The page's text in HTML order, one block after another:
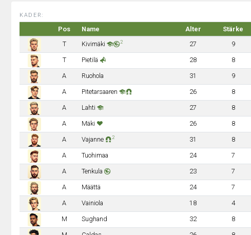
KADER:
Pos Name Alter Stärke
T
Kivimäki 2 27 9
T Pietilä 28 8
A Ruohola 31 9
A Pitetarsaaren 26 8
A Lahti 27 8
A Mäki 26 8
A Vajanne 2 31 8
A Tuohimaa 24 7
A Tenkula 23 7
A Määttä 24 7
A Vainiola 18 4
M Sughand 32 8